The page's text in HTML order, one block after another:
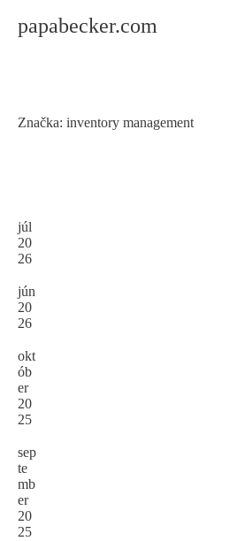
papabecker.com
Značka: inventory management
júl
20
26
jún
20
26
okt
ób
er
20
25
sep
te
mb
er
20
25